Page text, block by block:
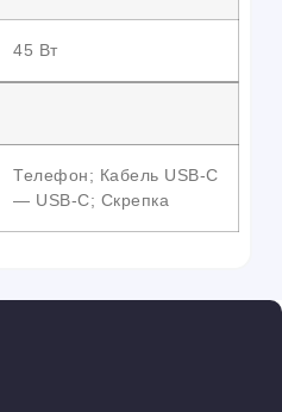
45 Вт
Телефон; Кабель USB-C
— USB-C; Скрепка